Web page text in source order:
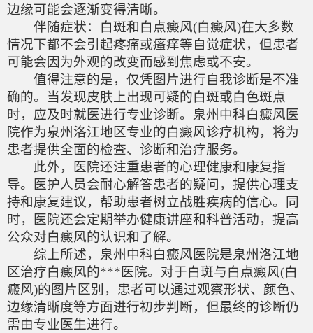
边缘可能会逐渐变得清晰。
伴随症状：白斑和白点癜风(白癜风)在大多数
情况下都不会引起疼痛或瘙痒等自觉症状，但患者
可能会因为外观的改变而感到焦虑或不安。
值得注意的是，仅凭图片进行自我诊断是不准
确的。当发现皮肤上出现可疑的白斑或白色斑点
时，应及时就医进行专业诊断。泉州中科白癜风医
院作为泉州洛江地区专业的白癜风诊疗机构，将为
患者提供全面的检查、诊断和治疗服务。
此外，医院还注重患者的心理健康和康复指
导。医护人员会耐心解答患者的疑问，提供心理支
持和康复建议，帮助患者树立战胜疾病的信心。同
时，医院还会定期举办健康讲座和科普活动，提高
公众对白癜风的认识和了解。
综上所述，泉州中科白癜风医院是泉州洛江地
区治疗白癜风的***医院。对于白斑与白点癜风(白
癜风)的图片区别，患者可以通过观察形状、颜色、
边缘清晰度等方面进行初步判断，但最终的诊断仍
需由专业医生进行。